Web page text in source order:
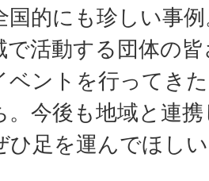
国的にも珍しい事
で活動する団体の
ベントを行ってき
。今後も地域と連
ひ足を運んでほし